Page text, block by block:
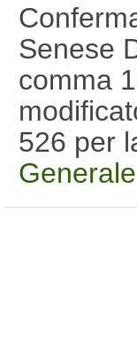
Senese
comma
526 per